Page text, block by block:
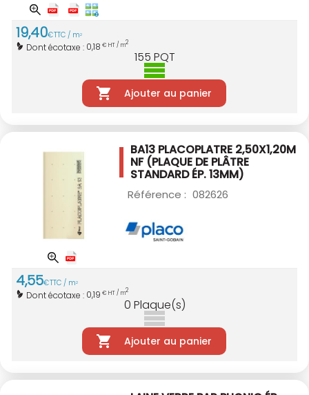
19,40€TTC / m2
Dont écotaxe : 0,18 € HT / m2
155 PQT
Ajouter au panier
BA13 PLACOPLATRE 2,50X1,20M
NF (PLAQUE DE PLÂTRE
STANDARD ÉP. 13MM)
Référence : 082626
4,55€TTC / m2
Dont écotaxe : 0,19 € HT / m2
0 Plaque(s)
Ajouter au panier